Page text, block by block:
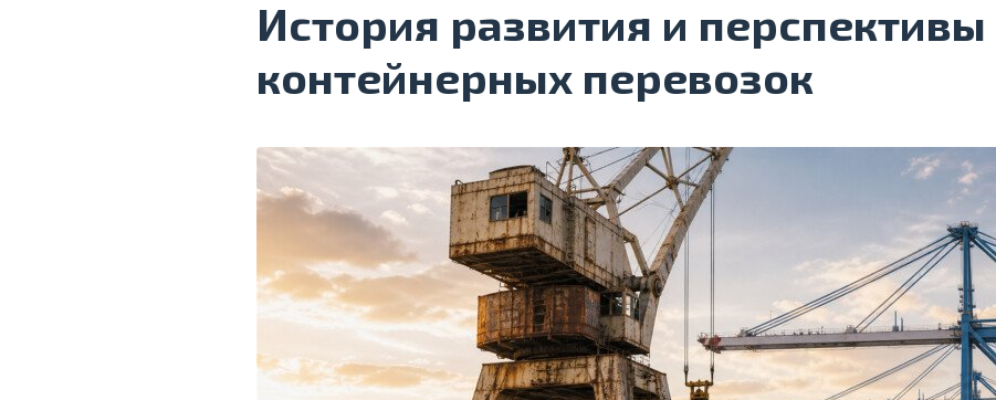
История развития и перспективы
контейнерных перевозок